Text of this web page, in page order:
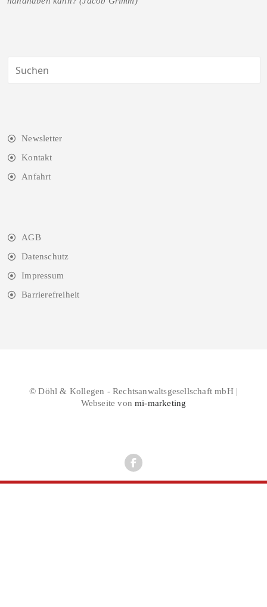
Newsletter
Kontakt
Anfahrt
AGB
Datenschutz
Impressum
Barrierefreiheit
© Döhl & Kollegen - Rechtsanwaltsgesellschaft mbH |
Webseite vonmi-marketing